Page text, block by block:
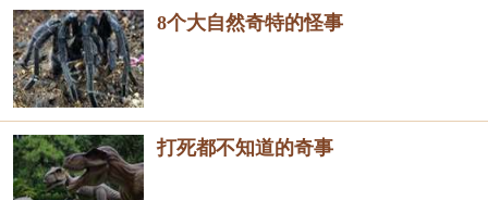
8个大自然奇特的怪事
打死都不知道的奇事